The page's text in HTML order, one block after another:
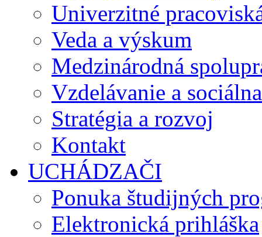
Univerzitné
Veda a výskum
Medzinárodná
Vzdelávanie a
Stratégia a rozvoj
Kontakt
UCHÁDZAČI
Ponuka študijných
Elektronická prihláška